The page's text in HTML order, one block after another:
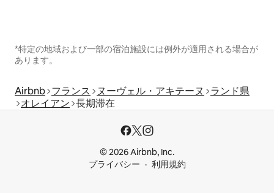
*特定の地域および一部の宿泊施設には例外が適用される場合が
あります。
Airbnb フランス ヌーヴェル・アキテーヌ
ランド県
オレイアン 長期滞在
© 2026 Airbnb, Inc.
プライバシー
利用規約